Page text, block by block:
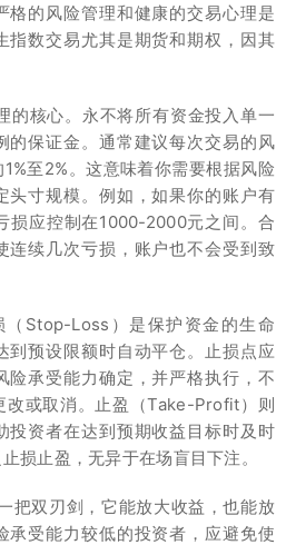
格的风险管理和健康的交易心理是
指数交易尤其是期货和期权，因其
的核心。永不将所有资金投入单一
的保证金。通常建议每次交易的风
至2%。这意味着你需要根据风险
头寸规模。例如，如果你的账户有
损应控制在1000-2000元之间。合
连续几次亏损，账户也不会受到致
（Stop-Loss）是保护资金的生命
到预设限额时自动平仓。止损点应
险承受能力确定，并严格执行，不
改或取消。止盈（Take-Profit）则
投资者在达到预期收益目标时及时
损止盈，无异于在场盲目下注。
把双刃剑，它能放大收益，也能放
承受能力较低的投资者，应避免使